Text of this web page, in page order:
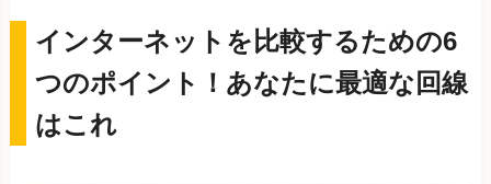
インターネットを比較するための6
つのポイント！あなたに最適な回線
はこれ